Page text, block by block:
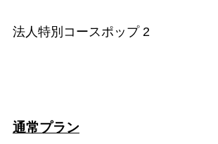
法人特別コースポップ 2
通常プラン